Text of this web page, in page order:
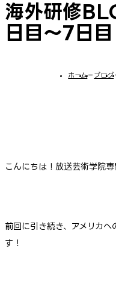
海外研修
日目～7日
ホーム− ブログ
こんにちは！放送芸術学院専
前回に引き続き、アメリカ
す！